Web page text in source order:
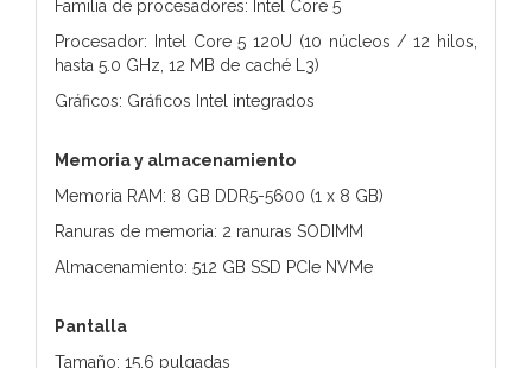
Familia de procesadores: Intel Core 5
Procesador: Intel Core 5 120U (10 núcleos / 12 hilos,
hasta 5.0 GHz, 12 MB de caché L3)
Gráficos: Gráficos Intel integrados
Memoria y almacenamiento
Memoria RAM: 8 GB DDR5-5600 (1 x 8 GB)
Ranuras de memoria: 2 ranuras SODIMM
Almacenamiento: 512 GB SSD PCIe NVMe
Pantalla
Tamaño: 15.6 pulgadas